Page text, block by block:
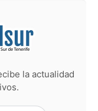
la actualidad